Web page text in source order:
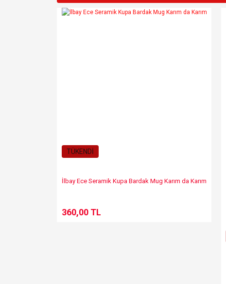
Ürün resmi kalitesiz, bozuk veya görüntülenemiyor.
TÜKENDİ
İlbay Ece Seramik Kupa Bardak Mug Karım da Karım
360,00 TL